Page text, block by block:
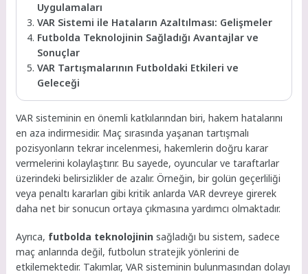
Uygulamaları
VAR Sistemi ile Hataların Azaltılması: Gelişmeler
Futbolda Teknolojinin Sağladığı Avantajlar ve
Sonuçlar
VAR Tartışmalarının Futboldaki Etkileri ve
Geleceği
VAR sisteminin en önemli katkılarından biri, hakem hatalarını
en aza indirmesidir. Maç sırasında yaşanan tartışmalı
pozisyonların tekrar incelenmesi, hakemlerin doğru karar
vermelerini kolaylaştırır. Bu sayede, oyuncular ve taraftarlar
üzerindeki belirsizlikler de azalır. Örneğin, bir golün geçerliliği
veya penaltı kararları gibi kritik anlarda VAR devreye girerek
daha net bir sonucun ortaya çıkmasına yardımcı olmaktadır.
Ayrıca, futbolda teknolojinin sağladığı bu sistem, sadece
maç anlarında değil, futbolun stratejik yönlerini de
etkilemektedir. Takımlar, VAR sisteminin bulunmasından dolayı